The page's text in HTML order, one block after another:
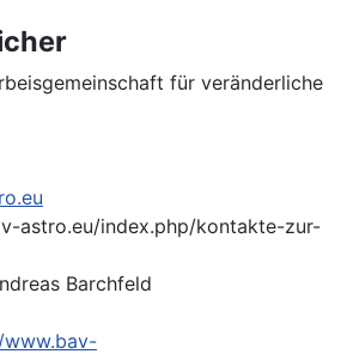
für veränderliche
astro.eu/index.php/kontakte-zur-
Barchfeld